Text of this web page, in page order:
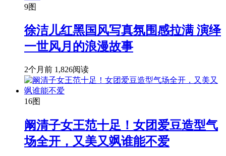
9图
徐洁儿红黑国风写真氛围感拉满 演绎
一世风月的浪漫故事
2个月前 1,826阅读
16图
阚清子女王范十足！女团爱豆造型气
场全开，又美又飒谁能不爱